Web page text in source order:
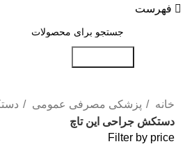
فهرست
خانه پزشکی مصرفی عمومی
دستکش جراحی این تاچ
Filter by price